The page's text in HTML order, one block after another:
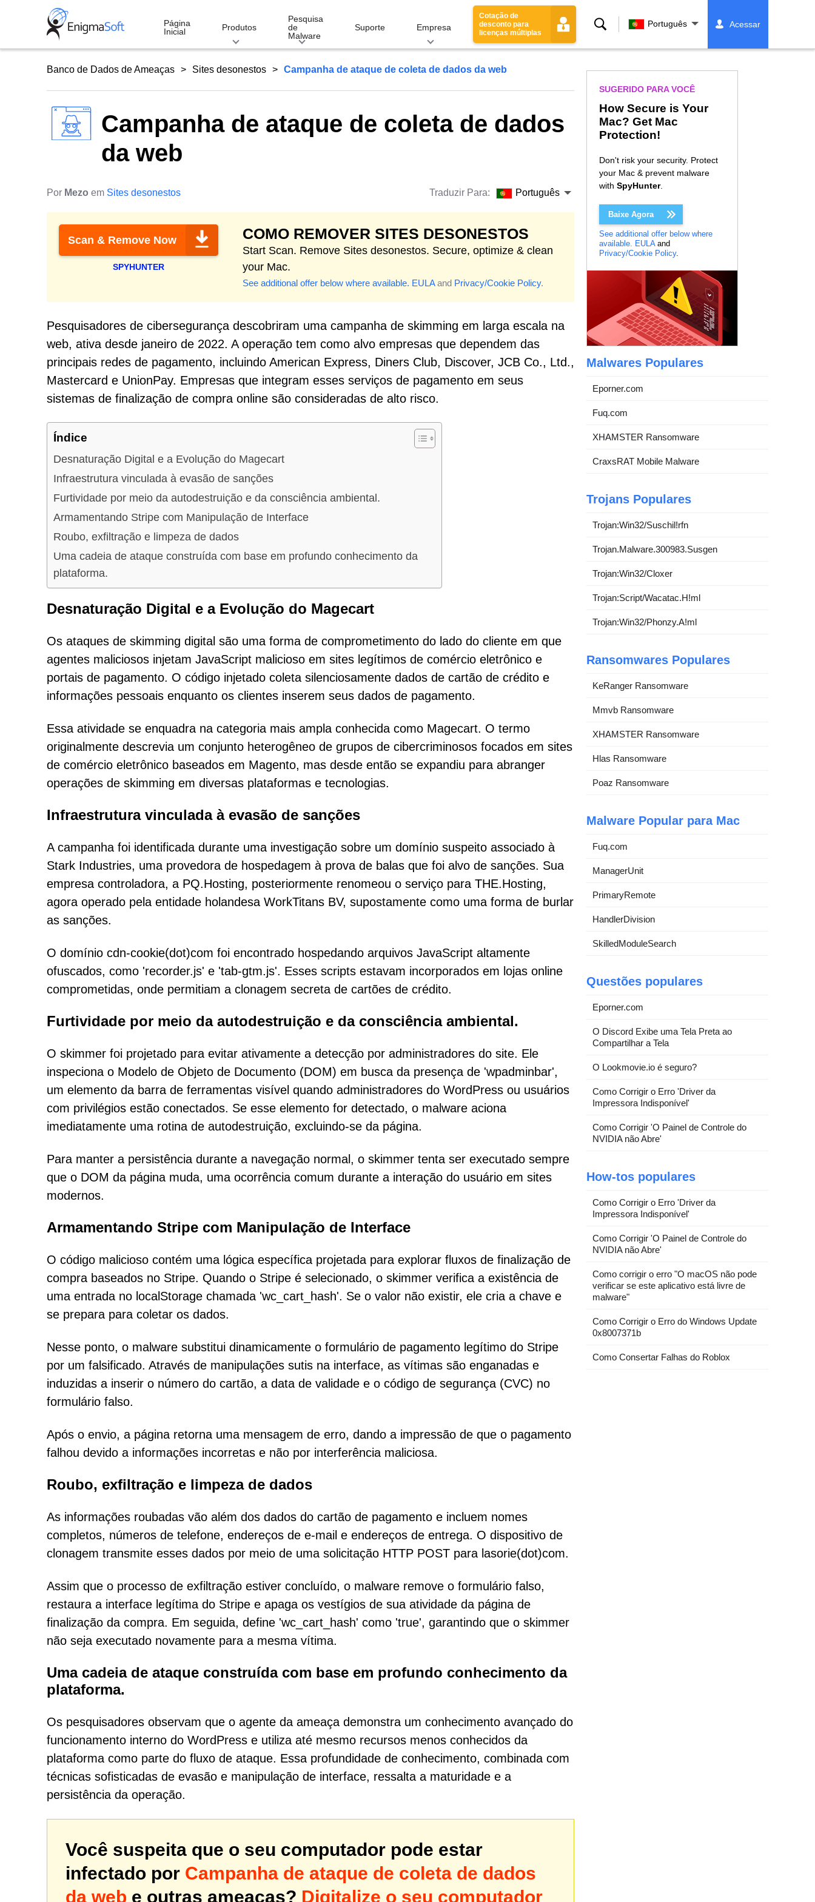
Página
Inicial
Produtos
Pesquisa
de
Malware
Suporte Empresa
Cotação de
desconto para
licenças múltiplas
Buscar Português Acessar
Banco de Dados de Ameaças Sites desonestos Campanha de ataque de coleta de dados da web
Campanha de ataque de coleta de dados
da web
Por Mezo em Sites desonestos Traduzir Para: Português
Scan & Remove Now
SPYHUNTER
COMO REMOVER SITES DESONESTOS
Start Scan. Remove Sites desonestos. Secure, optimize & clean
your Mac.
See additional offer below where available. EULAand Privacy/Cookie Policy.
Pesquisadores de cibersegurança descobriram uma campanha de skimming em larga escala na
web, ativa desde janeiro de 2022. A operação tem como alvo empresas que dependem das
principais redes de pagamento, incluindo American Express, Diners Club, Discover, JCB Co., Ltd.,
Mastercard e UnionPay. Empresas que integram esses serviços de pagamento em seus
sistemas de finalização de compra online são consideradas de alto risco.
Índice
Desnaturação Digital e a Evolução do Magecart
Infraestrutura vinculada à evasão de sanções
Furtividade por meio da autodestruição e da consciência ambiental.
Armamentando Stripe com Manipulação de Interface
Roubo, exfiltração e limpeza de dados
Uma cadeia de ataque construída com base em profundo conhecimento da
plataforma.
Desnaturação Digital e a Evolução do Magecart
Os ataques de skimming digital são uma forma de comprometimento do lado do cliente em que
agentes maliciosos injetam JavaScript malicioso em sites legítimos de comércio eletrônico e
portais de pagamento. O código injetado coleta silenciosamente dados de cartão de crédito e
informações pessoais enquanto os clientes inserem seus dados de pagamento.
Essa atividade se enquadra na categoria mais ampla conhecida como Magecart. O termo
originalmente descrevia um conjunto heterogêneo de grupos de cibercriminosos focados em sites
de comércio eletrônico baseados em Magento, mas desde então se expandiu para abranger
operações de skimming em diversas plataformas e tecnologias.
Infraestrutura vinculada à evasão de sanções
A campanha foi identificada durante uma investigação sobre um domínio suspeito associado à
Stark Industries, uma provedora de hospedagem à prova de balas que foi alvo de sanções. Sua
empresa controladora, a PQ.Hosting, posteriormente renomeou o serviço para THE.Hosting,
agora operado pela entidade holandesa WorkTitans BV, supostamente como uma forma de burlar
as sanções.
O domínio cdn-cookie(dot)com foi encontrado hospedando arquivos JavaScript altamente
ofuscados, como 'recorder.js' e 'tab-gtm.js'. Esses scripts estavam incorporados em lojas online
comprometidas, onde permitiam a clonagem secreta de cartões de crédito.
Furtividade por meio da autodestruição e da consciência ambiental.
O skimmer foi projetado para evitar ativamente a detecção por administradores do site. Ele
inspeciona o Modelo de Objeto de Documento (DOM) em busca da presença de 'wpadminbar',
um elemento da barra de ferramentas visível quando administradores do WordPress ou usuários
com privilégios estão conectados. Se esse elemento for detectado, o malware aciona
imediatamente uma rotina de autodestruição, excluindo-se da página.
Para manter a persistência durante a navegação normal, o skimmer tenta ser executado sempre
que o DOM da página muda, uma ocorrência comum durante a interação do usuário em sites
modernos.
Armamentando Stripe com Manipulação de Interface
O código malicioso contém uma lógica específica projetada para explorar fluxos de finalização de
compra baseados no Stripe. Quando o Stripe é selecionado, o skimmer verifica a existência de
uma entrada no localStorage chamada 'wc_cart_hash'. Se o valor não existir, ele cria a chave e
se prepara para coletar os dados.
Nesse ponto, o malware substitui dinamicamente o formulário de pagamento legítimo do Stripe
por um falsificado. Através de manipulações sutis na interface, as vítimas são enganadas e
induzidas a inserir o número do cartão, a data de validade e o código de segurança (CVC) no
formulário falso.
Após o envio, a página retorna uma mensagem de erro, dando a impressão de que o pagamento
falhou devido a informações incorretas e não por interferência maliciosa.
Roubo, exfiltração e limpeza de dados
As informações roubadas vão além dos dados do cartão de pagamento e incluem nomes
completos, números de telefone, endereços de e-mail e endereços de entrega. O dispositivo de
clonagem transmite esses dados por meio de uma solicitação HTTP POST para lasorie(dot)com.
Assim que o processo de exfiltração estiver concluído, o malware remove o formulário falso,
restaura a interface legítima do Stripe e apaga os vestígios de sua atividade da página de
finalização da compra. Em seguida, define 'wc_cart_hash' como 'true', garantindo que o skimmer
não seja executado novamente para a mesma vítima.
Uma cadeia de ataque construída com base em profundo conhecimento da
plataforma.
Os pesquisadores observam que o agente da ameaça demonstra um conhecimento avançado do
funcionamento interno do WordPress e utiliza até mesmo recursos menos conhecidos da
plataforma como parte do fluxo de ataque. Essa profundidade de conhecimento, combinada com
técnicas sofisticadas de evasão e manipulação de interface, ressalta a maturidade e a
persistência da operação.
Você suspeita que o seu computador pode estar
infectado por Campanha de ataque de coleta de dados
da web e outras ameaças? Digitalize o seu computador
SUGERIDO PARA VOCÊ
How Secure is Your
Mac? Get Mac
Protection!
Don't risk your security. Protect
your Mac & prevent malware
with SpyHunter.
Baixe Agora
See additional offer below where
available. EULAand
Privacy/Cookie Policy.
Malwares Populares
Eporner.com
Fuq.com
XHAMSTER Ransomware
CraxsRAT Mobile Malware
Trojans Populares
Trojan:Win32/Suschil!rfn
Trojan.Malware.300983.Susgen
Trojan:Win32/Cloxer
Trojan:Script/Wacatac.H!ml
Trojan:Win32/Phonzy.A!ml
Ransomwares Populares
KeRanger Ransomware
Mmvb Ransomware
XHAMSTER Ransomware
Hlas Ransomware
Poaz Ransomware
Malware Popular para Mac
Fuq.com
ManagerUnit
PrimaryRemote
HandlerDivision
SkilledModuleSearch
Questões populares
Eporner.com
O Discord Exibe uma Tela Preta ao
Compartilhar a Tela
O Lookmovie.io é seguro?
Como Corrigir o Erro 'Driver da
Impressora Indisponível'
Como Corrigir 'O Painel de Controle do
NVIDIA não Abre'
How-tos populares
Como Corrigir o Erro 'Driver da
Impressora Indisponível'
Como Corrigir 'O Painel de Controle do
NVIDIA não Abre'
Como corrigir o erro "O macOS não pode
verificar se este aplicativo está livre de
malware"
Como Corrigir o Erro do Windows Update
0x8007371b
Como Consertar Falhas do Roblox